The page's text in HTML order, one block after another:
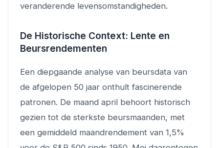
veranderende levensomstandigheden.
De Historische Context: Lente en
Beursrendementen
Een diepgaande analyse van beursdata van
de afgelopen 50 jaar onthult fascinerende
patronen. De maand april behoort historisch
gezien tot de sterkste beursmaanden, met
een gemiddeld maandrendement van 1,5%